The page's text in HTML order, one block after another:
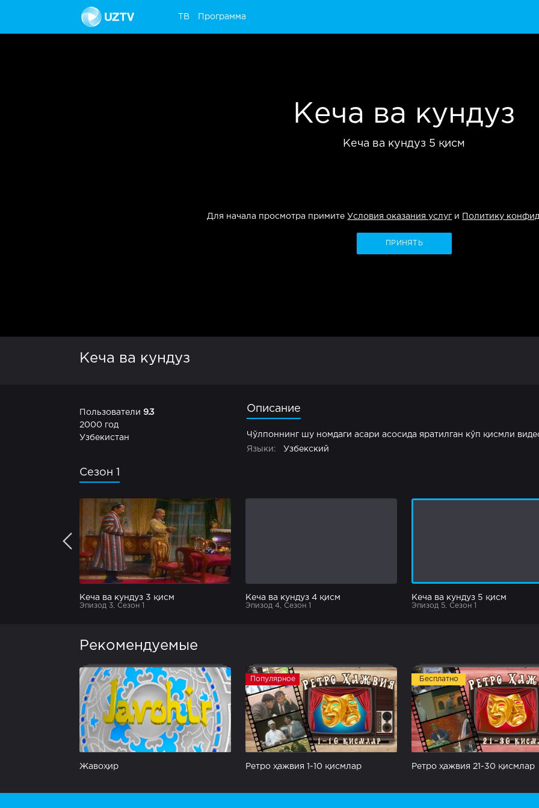
ТВ
Программа
Кеча ва кундуз
Кеча ва кундуз 5 қисм
Для начала просмотра примите Условия оказания услуги Политику
ПРИНЯТЬ
Кеча ва кундуз
Пользователи 9.3
2000 год
Узбекистан
Описание
Чўлпоннинг шу номдаги асари асосида яратилган кўп қисмли
Языки:
Узбекский
Сезон 1
Кеча ва кундуз 3 қисм
Эпизод 3, Сезон 1
Кеча ва кундуз 4 қисм
Эпизод 4, Сезон 1
Кеча ва кундуз 5 қисм
Эпизод 5, Сезон 1
Рекомендуемые
Жавоҳир
Популярное
Ретро ҳажвия 1-10 қисмлар
Бесплатно
Ретро ҳажвия 21-30 қисмлар